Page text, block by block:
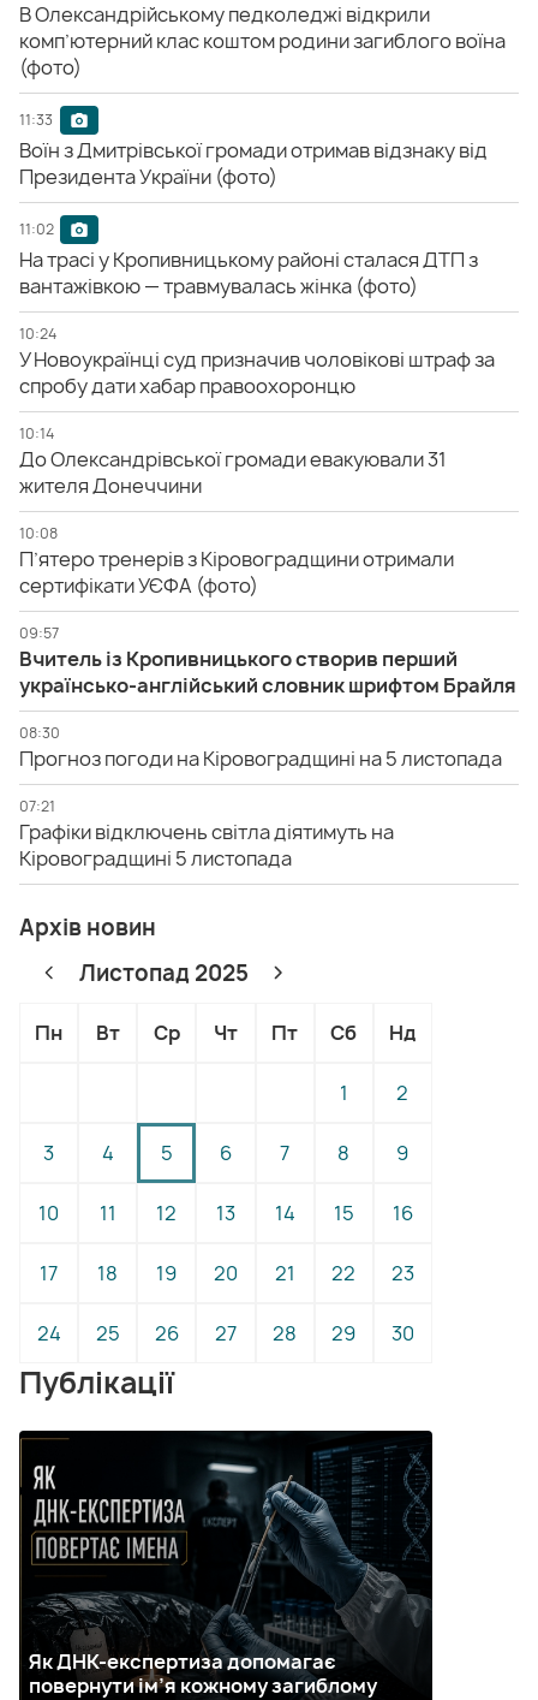
В Олександрійському педколеджі відкрили
комп’ютерний клас коштом родини загиблого воїна
(фото)
11:33
Воїн з Дмитрівської громади отримав відзнаку від
Президента України (фото)
11:02
На трасі у Кропивницькому районі сталася ДТП з
вантажівкою — травмувалась жінка (фото)
10:24
У Новоукраїнці суд призначив чоловікові штраф за
спробу дати хабар правоохоронцю
10:14
До Олександрівської громади евакуювали 31
жителя Донеччини
10:08
П’ятеро тренерів з Кіровоградщини отримали
сертифікати УЄФА (фото)
09:57
Вчитель із Кропивницького створив перший
українсько-англійський словник шрифтом Брайля
08:30
Прогноз погоди на Кіровоградщині на 5 листопада
07:21
Графіки відключень світла діятимуть на
Кіровоградщині 5 листопада
Архів новин
Листопад 2025
Пн Вт Ср Чт Пт Сб Нд
1 2
3 4 5 6 7 8 9
10 11 12 13 14 15 16
17 18 19 20 21 22 23
24 25 26 27 28 29 30
Публікації
Як ДНК-експертиза допомагає
повернути ім’я кожному загиблому